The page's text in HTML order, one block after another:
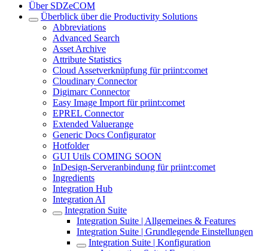
Über SDZeCOM
Überblick über die Productivity Solutions
Abbreviations
Advanced Search
Asset Archive
Attribute Statistics
Cloud Assetverknüpfung für priint:comet
Cloudinary Connector
Digimarc Connector
Easy Image Import für priint:comet
EPREL Connector
Extended Valuerange
Generic Docs Configurator
Hotfolder
GUI Utils COMING SOON
InDesign-Serveranbindung für priint:comet
Ingredients
Integration Hub
Integration AI
Integration Suite
Integration Suite | Allgemeines & Features
Integration Suite | Grundlegende Einstellungen
Integration Suite | Konfiguration